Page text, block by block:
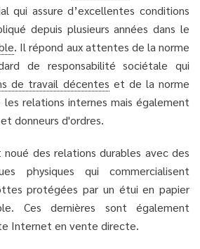
qui assure d’excellentes conditions
depuis plusieurs années dans le
. Il répond aux attentes de la norme
de responsabilité sociétale qui
de travail décentes et de la norme
les relations internes mais également
donneurs d'ordres.
des relations durables avec des
physiques qui commercialisent
protégées par un étui en papier
Ces dernières sont également
Internet en vente directe.